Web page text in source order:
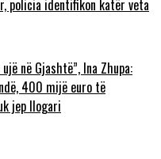
policia identifikon katër veta
në Gjashtë”, Ina Zhupa:
400 mijë euro të
jep llogari